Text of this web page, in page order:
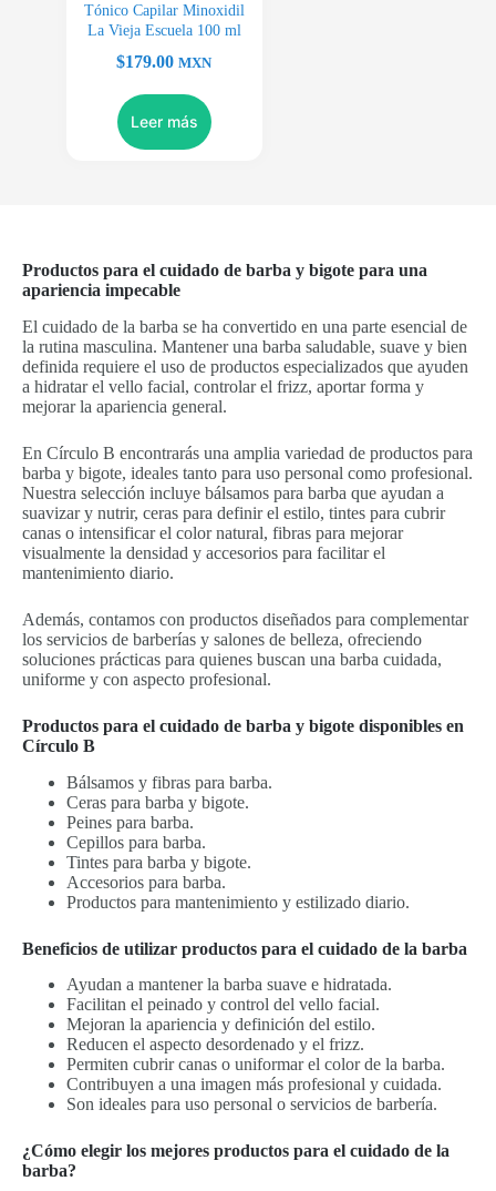
Tónico Capilar Minoxidil
La Vieja Escuela 100 ml
$179.00 MXN
Leer más
Productos para el cuidado de barba y bigote para una
apariencia impecable
El cuidado de la barba se ha convertido en una parte esencial de
la rutina masculina. Mantener una barba saludable, suave y bien
definida requiere el uso de productos especializados que ayuden
a hidratar el vello facial, controlar el frizz, aportar forma y
mejorar la apariencia general.
En Círculo B encontrarás una amplia variedad de productos para
barba y bigote, ideales tanto para uso personal como profesional.
Nuestra selección incluye bálsamos para barba que ayudan a
suavizar y nutrir, ceras para definir el estilo, tintes para cubrir
canas o intensificar el color natural, fibras para mejorar
visualmente la densidad y accesorios para facilitar el
mantenimiento diario.
Además, contamos con productos diseñados para complementar
los servicios de barberías y salones de belleza, ofreciendo
soluciones prácticas para quienes buscan una barba cuidada,
uniforme y con aspecto profesional.
Productos para el cuidado de barba y bigote disponibles en
Círculo B
Bálsamos y fibras para barba.
Ceras para barba y bigote.
Peines para barba.
Cepillos para barba.
Tintes para barba y bigote.
Accesorios para barba.
Productos para mantenimiento y estilizado diario.
Beneficios de utilizar productos para el cuidado de la barba
Ayudan a mantener la barba suave e hidratada.
Facilitan el peinado y control del vello facial.
Mejoran la apariencia y definición del estilo.
Reducen el aspecto desordenado y el frizz.
Permiten cubrir canas o uniformar el color de la barba.
Contribuyen a una imagen más profesional y cuidada.
Son ideales para uso personal o servicios de barbería.
¿Cómo elegir los mejores productos para el cuidado de la
barba?